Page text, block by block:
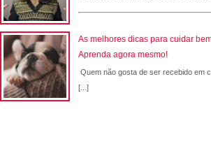
As melhores dicas para cuidar
Aprenda agora mesmo!
Quem não gosta de ser recebido em
[...]